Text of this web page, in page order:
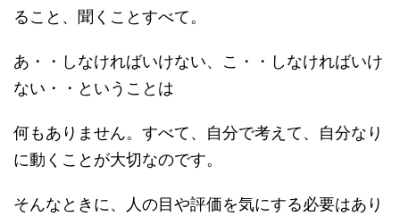
ること、聞くことすべて。
あ・・しなければいけない、こ・・しなければいけ
ない・・ということは
何もありません。すべて、自分で考えて、自分なり
に動くことが大切なのです。
そんなときに、人の目や評価を気にする必要はあり